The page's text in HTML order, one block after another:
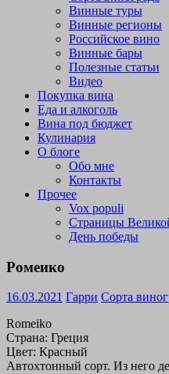
Винные туры
Винные регионы
Российское вино
Винные бары
Полезные статьи
Видео
Покупка вина
Еда и алкоголь
Вина под бюджет
Кулинария
О блоге
Обо мне
Контакты
Прочее
Vox populi
Страницы
День победы
Ромеико
16.03.2021 Гарри Сорта
Romeiko
Страна: Греция
Цвет: Красный
Автохтонный сорт. Из него